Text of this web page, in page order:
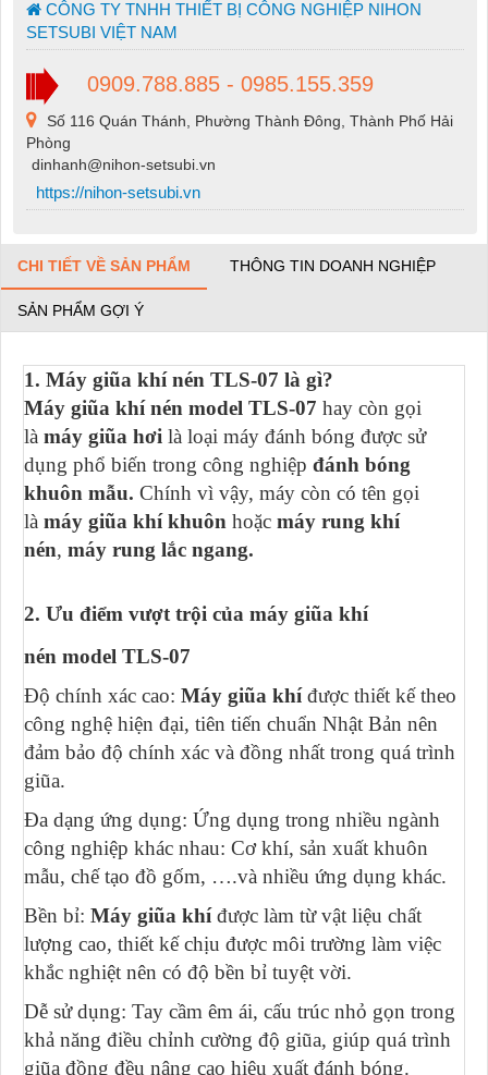
CÔNG TY TNHH THIẾT BỊ CÔNG NGHIỆP NIHON
SETSUBI VIỆT NAM
0909.788.885 - 0985.155.359
Số 116 Quán Thánh, Phường Thành Đông, Thành Phố Hải
Phòng
dinhanh@nihon-setsubi.vn
https://nihon-setsubi.vn
CHI TIẾT VỀ SẢN PHẨM THÔNG TIN DOANH NGHIỆP
SẢN PHẨM GỢI Ý
1. Máy giũa khí nén TLS-07 là gì?
Máy giũa khí nén model TLS-07 hay còn gọi
là máy giũa hơi là loại máy đánh bóng được sử
dụng phổ biến trong công nghiệp đánh bóng
khuôn mẫu. Chính vì vậy, máy còn có tên gọi
là máy giũa khí khuôn hoặc máy rung khí
nén, máy rung lắc ngang.
2. Ưu điểm vượt trội của máy giũa khí
nén model TLS-07
Độ chính xác cao: Máy giũa khíđược thiết kế theo
công nghệ hiện đại, tiên tiến chuẩn Nhật Bản nên
đảm bảo độ chính xác và đồng nhất trong quá trình
giũa.
Đa dạng ứng dụng: Ứng dụng trong nhiều ngành
công nghiệp khác nhau: Cơ khí, sản xuất khuôn
mẫu, chế tạo đồ gốm, ….và nhiều ứng dụng khác.
Bền bỉ: Máy giũa khíđược làm từ vật liệu chất
lượng cao, thiết kế chịu được môi trường làm việc
khắc nghiệt nên có độ bền bỉ tuyệt vời.
Dễ sử dụng: Tay cầm êm ái, cấu trúc nhỏ gọn trong
khả năng điều chỉnh cường độ giũa, giúp quá trình
giũa đồng đều nâng cao hiệu xuất đánh bóng.